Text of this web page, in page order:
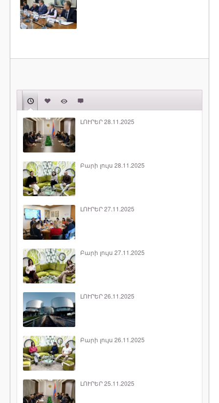
ԼՈՒՐԵՐ 28.11.2025
Բարի լույս 28.11.2025
ԼՈՒՐԵՐ 27.11.2025
Բարի լույս 27.11.2025
ԼՈՒՐԵՐ 26.11.2025
Բարի լույս 26.11.2025
ԼՈՒՐԵՐ 25.11.2025